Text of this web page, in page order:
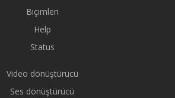
Biçimleri
Help
Status
Video dönüştürücü
Ses dönüştürücü